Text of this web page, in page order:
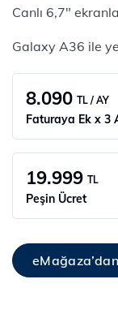
Canlı 6,7"
Galaxy A36 ile
8.090 TL / AY
Faturaya Ek x 3
19.999 TL
Peşin Ücret